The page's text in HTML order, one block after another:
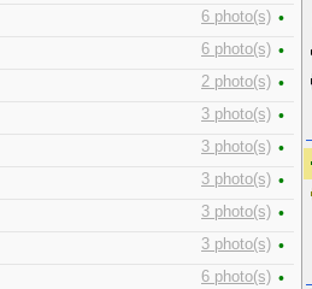
6 photo(s) •
6 photo(s) •
2 photo(s) •
3 photo(s) •
3 photo(s) •
3 photo(s) •
3 photo(s) •
3 photo(s) •
6 photo(s) •